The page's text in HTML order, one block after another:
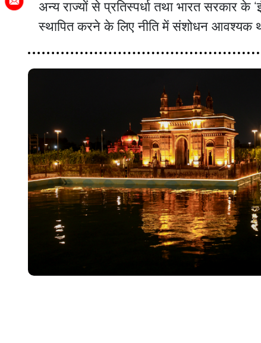
अन्य राज्यों से प्रतिस्पर्धा तथा भारत सरकार
स्थापित करने के लिए नीति में संशोधन आवश्यक